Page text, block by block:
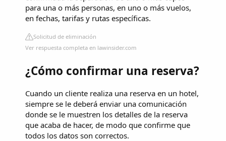
para una o más personas, en uno o más vuelos,
en fechas, tarifas y rutas específicas.
Solicitud de eliminación
Ver respuesta completa en lawinsider.com
¿Cómo confirmar una reserva?
Cuando un cliente realiza una reserva en un hotel,
siempre se le deberá enviar una comunicación
donde se le muestren los detalles de la reserva
que acaba de hacer, de modo que confirme que
todos los datos son correctos.